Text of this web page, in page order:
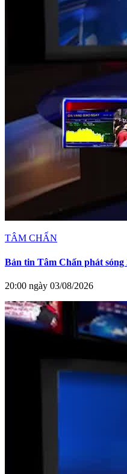
TÂM CHẤN
Bản tin Tâm Chấn phát sóng
20:00 ngày 03/08/2026